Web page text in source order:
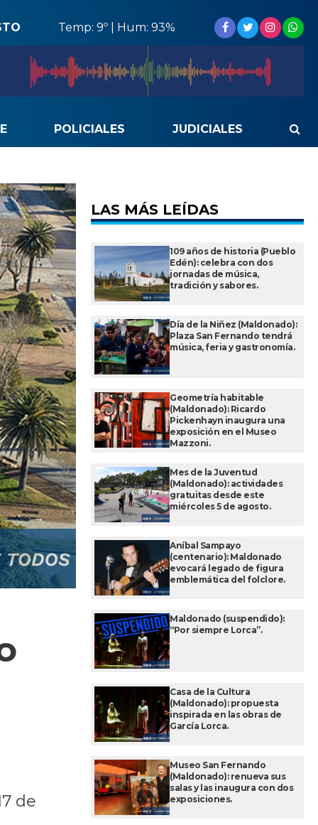
Temp: 9º | Hum: 93%
POLICIALES JUDICIALES
de
LAS MÁS LEÍDAS
109 años de historia (Pueblo
Edén): celebra con dos
jornadas de música,
tradición y sabores.
Día de la Niñez (Maldonado):
Plaza San Fernando tendrá
música, feria y gastronomía.
Geometría habitable
(Maldonado): Ricardo
Pickenhayn inaugura una
exposición en el Museo
Mazzoni.
Mes de la Juventud
(Maldonado): actividades
gratuitas desde este
miércoles 5 de agosto.
Aníbal Sampayo
(centenario): Maldonado
evocará legado de figura
emblemática del folclore.
Maldonado (suspendido):
“Por siempre Lorca”.
Casa de la Cultura
(Maldonado): propuesta
inspirada en las obras de
García Lorca.
Museo San Fernando
(Maldonado): renueva sus
salas y las inaugura con dos
exposiciones.